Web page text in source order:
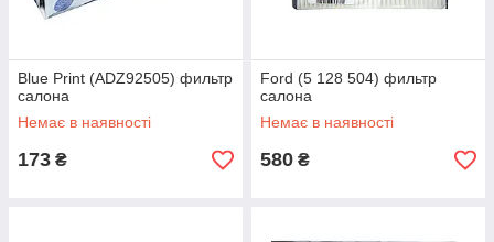
Blue Print (ADZ92505) фильтр
салона
Немає в наявності
173 ₴
Ford (5 128 504) фильтр
салона
Немає в наявності
580 ₴